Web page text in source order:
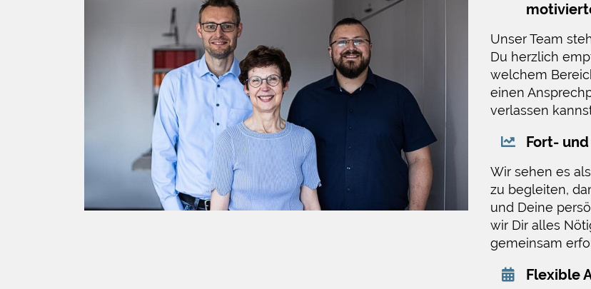
Unser Team
Du herzlich
welchem
einen
verlassen
Fort-
Wir sehen es
zu begleiten,
und Deine
wir Dir alles
gemeinsam
Flexible